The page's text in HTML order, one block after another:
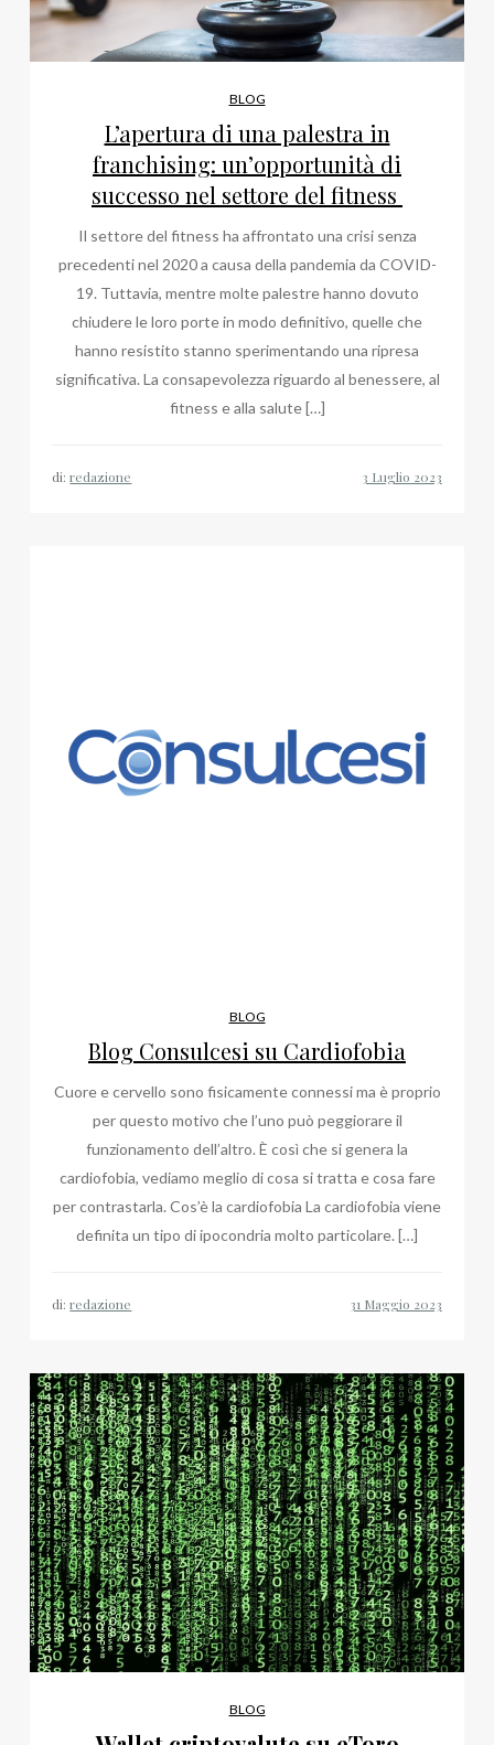
BLOG
L’apertura di una palestra in
franchising: un’opportunità di
successo nel settore del fitness
Il settore del fitness ha affrontato una crisi senza
precedenti nel 2020 a causa della pandemia da COVID-
19. Tuttavia, mentre molte palestre hanno dovuto
chiudere le loro porte in modo definitivo, quelle che
hanno resistito stanno sperimentando una ripresa
significativa. La consapevolezza riguardo al benessere, al
fitness e alla salute […]
di:redazione
BLOG
Blog Consulcesi su Cardiofobia
Cuore e cervello sono fisicamente connessi ma è proprio
per questo motivo che l’uno può peggiorare il
funzionamento dell’altro. È così che si genera la
cardiofobia, vediamo meglio di cosa si tratta e cosa fare
per contrastarla. Cos’è la cardiofobia La cardiofobia viene
definita un tipo di ipocondria molto particolare. […]
di:redazione
BLOG